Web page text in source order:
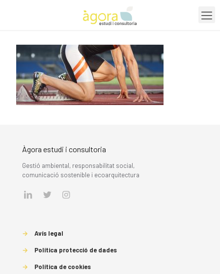
Àgora estudi i consultoria
Gestió ambiental, responsabilitat social,
comunicació sostenible i ecoarquitectura
→ Avís legal
→ Política protecció de dades
→ Política de cookies